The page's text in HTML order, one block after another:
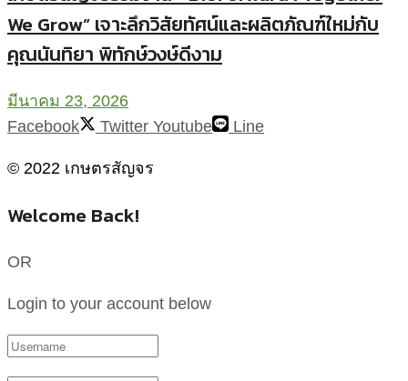
We Grow” เจาะลึกวิสัยทัศน์และผลิตภัณฑ์ใหม่กับ
คุณนันทิยา พิทักษ์วงษ์ดีงาม
มีนาคม 23, 2026
Facebook
Twitter Youtube Line
© 2022 เกษตรสัญจร
Welcome Back!
OR
Login to your account below